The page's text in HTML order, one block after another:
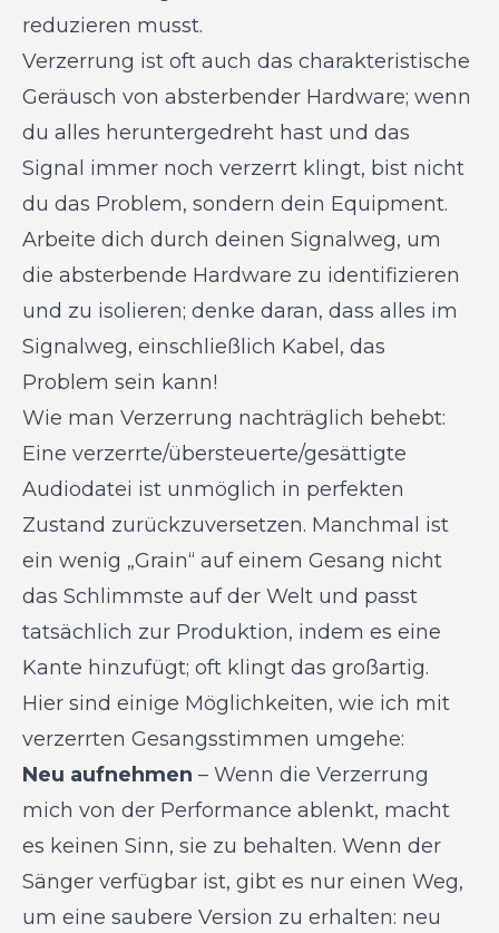
reduzieren musst.
Verzerrung ist oft auch das charakteristische
Geräusch von absterbender Hardware; wenn
du alles heruntergedreht hast und das
Signal immer noch verzerrt klingt, bist nicht
du das Problem, sondern dein Equipment.
Arbeite dich durch deinen Signalweg, um
die absterbende Hardware zu identifizieren
und zu isolieren; denke daran, dass alles im
Signalweg, einschließlich Kabel, das
Problem sein kann!
Wie man Verzerrung nachträglich behebt:
Eine verzerrte/übersteuerte/gesättigte
Audiodatei ist unmöglich in perfekten
Zustand zurückzuversetzen. Manchmal ist
ein wenig „Grain“ auf einem Gesang nicht
das Schlimmste auf der Welt und passt
tatsächlich zur Produktion, indem es eine
Kante hinzufügt; oft klingt das großartig.
Hier sind einige Möglichkeiten, wie ich mit
verzerrten Gesangsstimmen umgehe:
Neu aufnehmen – Wenn die Verzerrung
mich von der Performance ablenkt, macht
es keinen Sinn, sie zu behalten. Wenn der
Sänger verfügbar ist, gibt es nur einen Weg,
um eine saubere Version zu erhalten: neu